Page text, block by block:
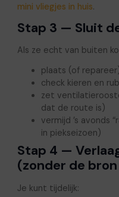
mini vliegjes in huis.
Stap 3 — Sluit
Als ze echt van buiten
plaats (of
check kieren en
zet
dat de route is)
vermijd ’s avonds
in piekseizoen)
Stap 4 —
(zonder de
Je kunt tijdelijk: